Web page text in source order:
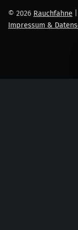
© 2026 Rauchfahne
Impressum &